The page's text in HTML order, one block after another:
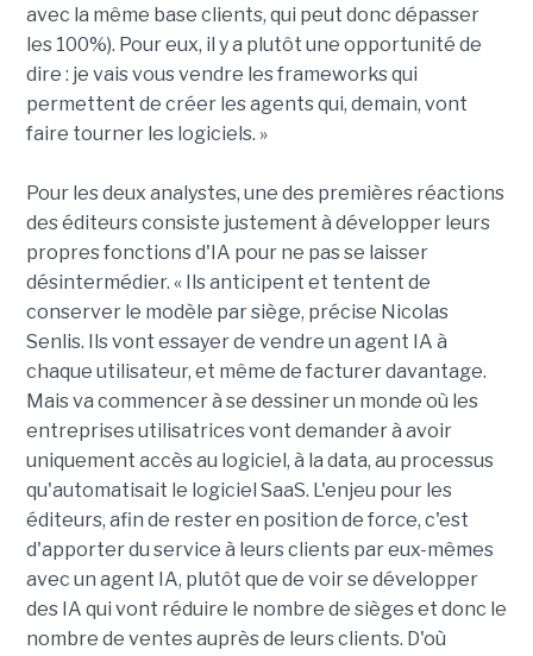
avec la même base clients, qui peut donc dépasser
les 100%). Pour eux, il y a plutôt une opportunité de
dire : je vais vous vendre les frameworks qui
permettent de créer les agents qui, demain, vont
faire tourner les logiciels. »
Pour les deux analystes, une des premières réactions
des éditeurs consiste justement à développer leurs
propres fonctions d'IA pour ne pas se laisser
désintermédier. « Ils anticipent et tentent de
conserver le modèle par siège, précise Nicolas
Senlis. Ils vont essayer de vendre un agent IA à
chaque utilisateur, et même de facturer davantage.
Mais va commencer à se dessiner un monde où les
entreprises utilisatrices vont demander à avoir
uniquement accès au logiciel, à la data, au processus
qu'automatisait le logiciel SaaS. L'enjeu pour les
éditeurs, afin de rester en position de force, c'est
d'apporter du service à leurs clients par eux-mêmes
avec un agent IA, plutôt que de voir se développer
des IA qui vont réduire le nombre de sièges et donc le
nombre de ventes auprès de leurs clients. D'où